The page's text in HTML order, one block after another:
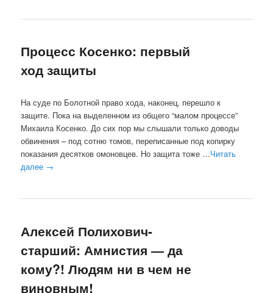
Процесс Косенко: первый
ход защиты
На суде по Болотной право хода, наконец, перешло к
защите. Пока на выделенном из общего “малом процессе”
Михаила Косенко. До сих пор мы слышали только доводы
обвинения – под сотню томов, переписанные под копирку
показания десятков омоновцев. Но защита тоже …Читать
далее →
Алексей Полихович-
старший: Амнистия — да
кому?! Людям ни в чем не
виновным!